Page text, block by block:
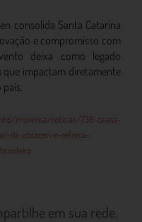
consolida Santa Catarina
e compromisso com
deixa como legado
que impactam diretamente
imprensa/noticias/738-ceasa-
da-abracen-e-reforca-
em sua rede.